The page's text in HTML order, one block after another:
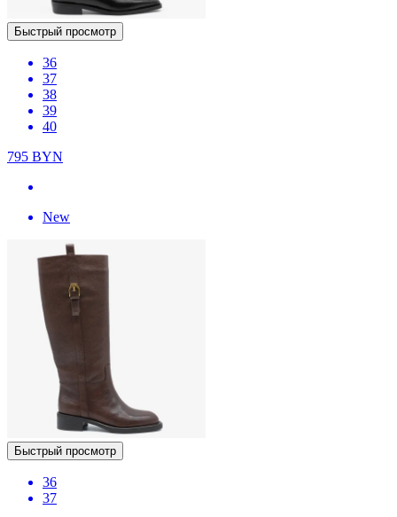
Быстрый просмотр
36
37
38
39
40
795 BYN
New
Быстрый просмотр
36
37